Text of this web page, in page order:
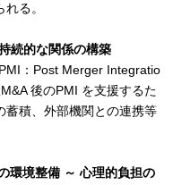
る。
続的な関係の構築
：Post Merger Integratio
後のPMI を支援するた
蓄積、外部機関との連携等
環境整備 ～ 心理的負担の